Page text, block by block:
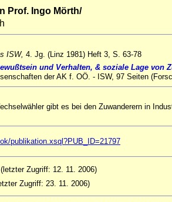
Prof. Ingo Mörth/
ISW, 4. Jg. (Linz 1981) Heft 3, S. 63-78
und Verhalten, & soziale Lage von
der AK f. OÖ. - ISW, 97 Seiten
gibt es bei den Zuwanderern in
publikation.xsql?PUB_ID=21797
Zugriff: 12. 11. 2006)
Zugriff: 23. 11. 2006)